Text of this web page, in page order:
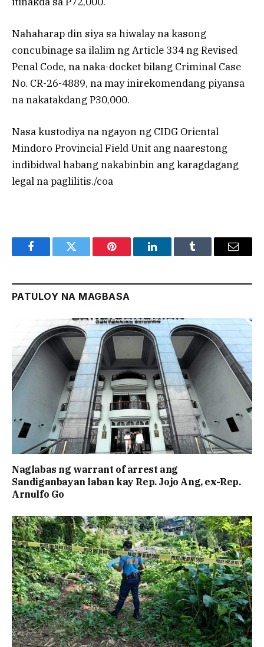
Nahaharap din siya sa hiwalay na kasong
concubinage sa ilalim ng Article 334 ng Revised
Penal Code, na naka-docket bilang Criminal Case
No. CR-26-4889, na may inirekomendang piyansa
na nakatakdang P30,000.
Nasa kustodiya na ngayon ng CIDG Oriental
Mindoro Provincial Field Unit ang naarestong
indibidwal habang nakabinbin ang karagdagang
legal na paglilitis./coa
FacebookTwitter Pinterest LinkedInTumblr Email
PATULOY NA MAGBASA
Naglabas ng warrant of arrest ang
Sandiganbayan laban kay Rep. Jojo Ang, ex-Rep.
Arnulfo Go